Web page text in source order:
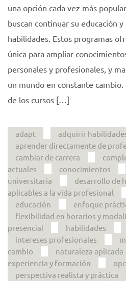
una opción cada vez más
buscan continuar su educación
habilidades. Estos programas
única para ampliar
personales y profesionales, y
un mundo en constante
de los cursos […]
adapt
adquirir
aprender directamente de
cambiar de carrera
actuales
conocimientos
universitaria
desarrollo de
aplicables a la vida profesional
educación
enfoque
flexibilidad en horarios y
presencial
habilidades
intereses profesionales
cambio
naturaleza aplicada
experiencia y formación
perspectiva realista y práctica